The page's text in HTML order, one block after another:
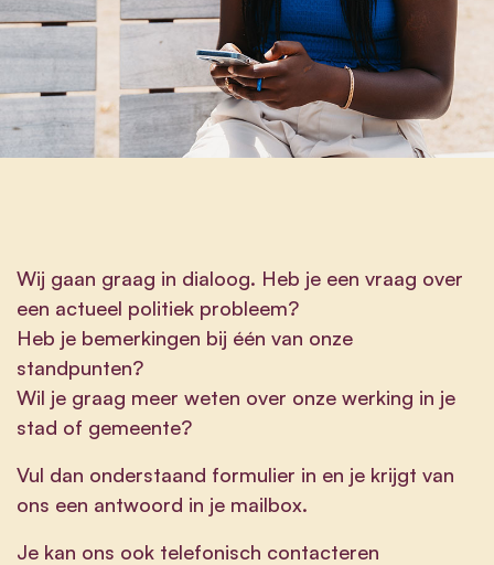
Wij gaan graag in dialoog. Heb je een vraag over
een actueel politiek probleem?
Heb je bemerkingen bij één van onze
standpunten?
Wil je graag meer weten over onze werking in je
stad of gemeente?
Vul dan onderstaand formulier in en je krijgt van
ons een antwoord in je mailbox.
Je kan ons ook telefonisch contacteren